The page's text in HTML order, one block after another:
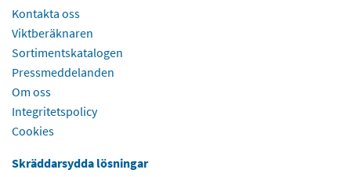
Kontakta oss
Viktberäknaren
Sortimentskatalogen
Pressmeddelanden
Om oss
Integritetspolicy
Cookies
Skräddarsydda lösningar